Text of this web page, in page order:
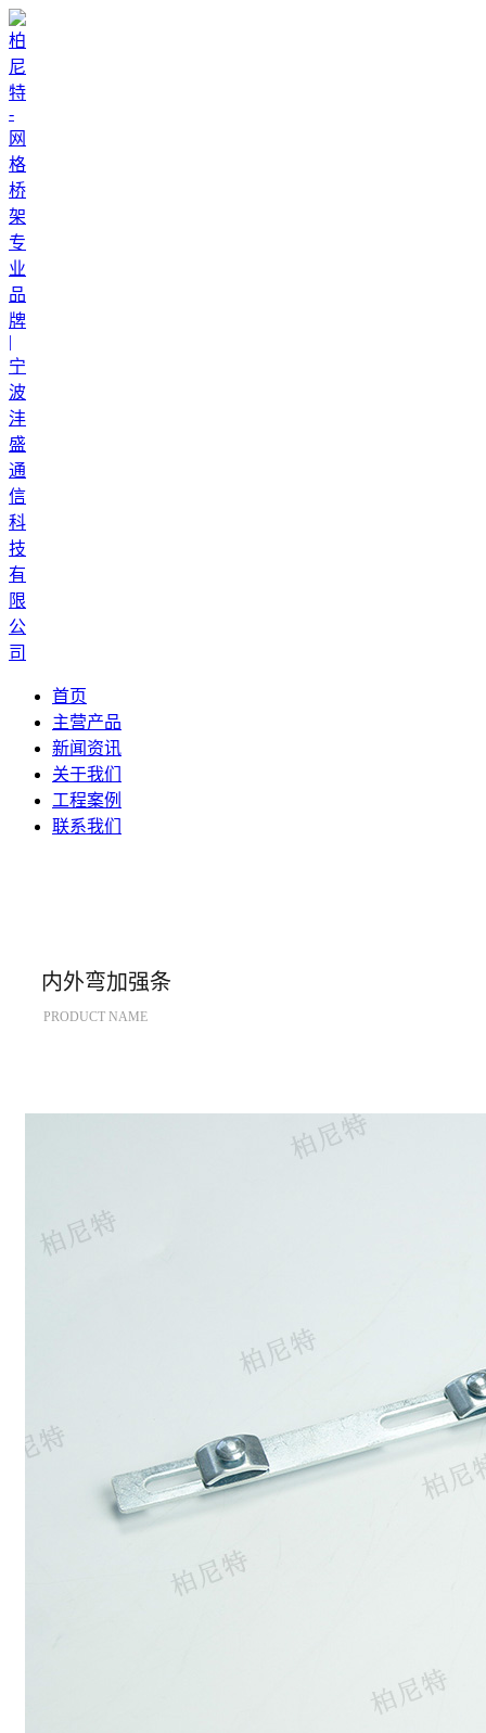
首页
主营产品
新闻资讯
关于我们
工程案例
联系我们
内外弯加强条
PRODUCT NAME